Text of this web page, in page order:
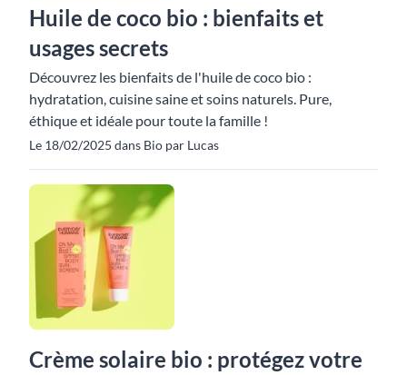
Huile de coco bio : bienfaits et
usages secrets
Découvrez les bienfaits de l'huile de coco bio :
hydratation, cuisine saine et soins naturels. Pure,
éthique et idéale pour toute la famille !
Le 18/02/2025 dans Bio par Lucas
Crème solaire bio : protégez votre